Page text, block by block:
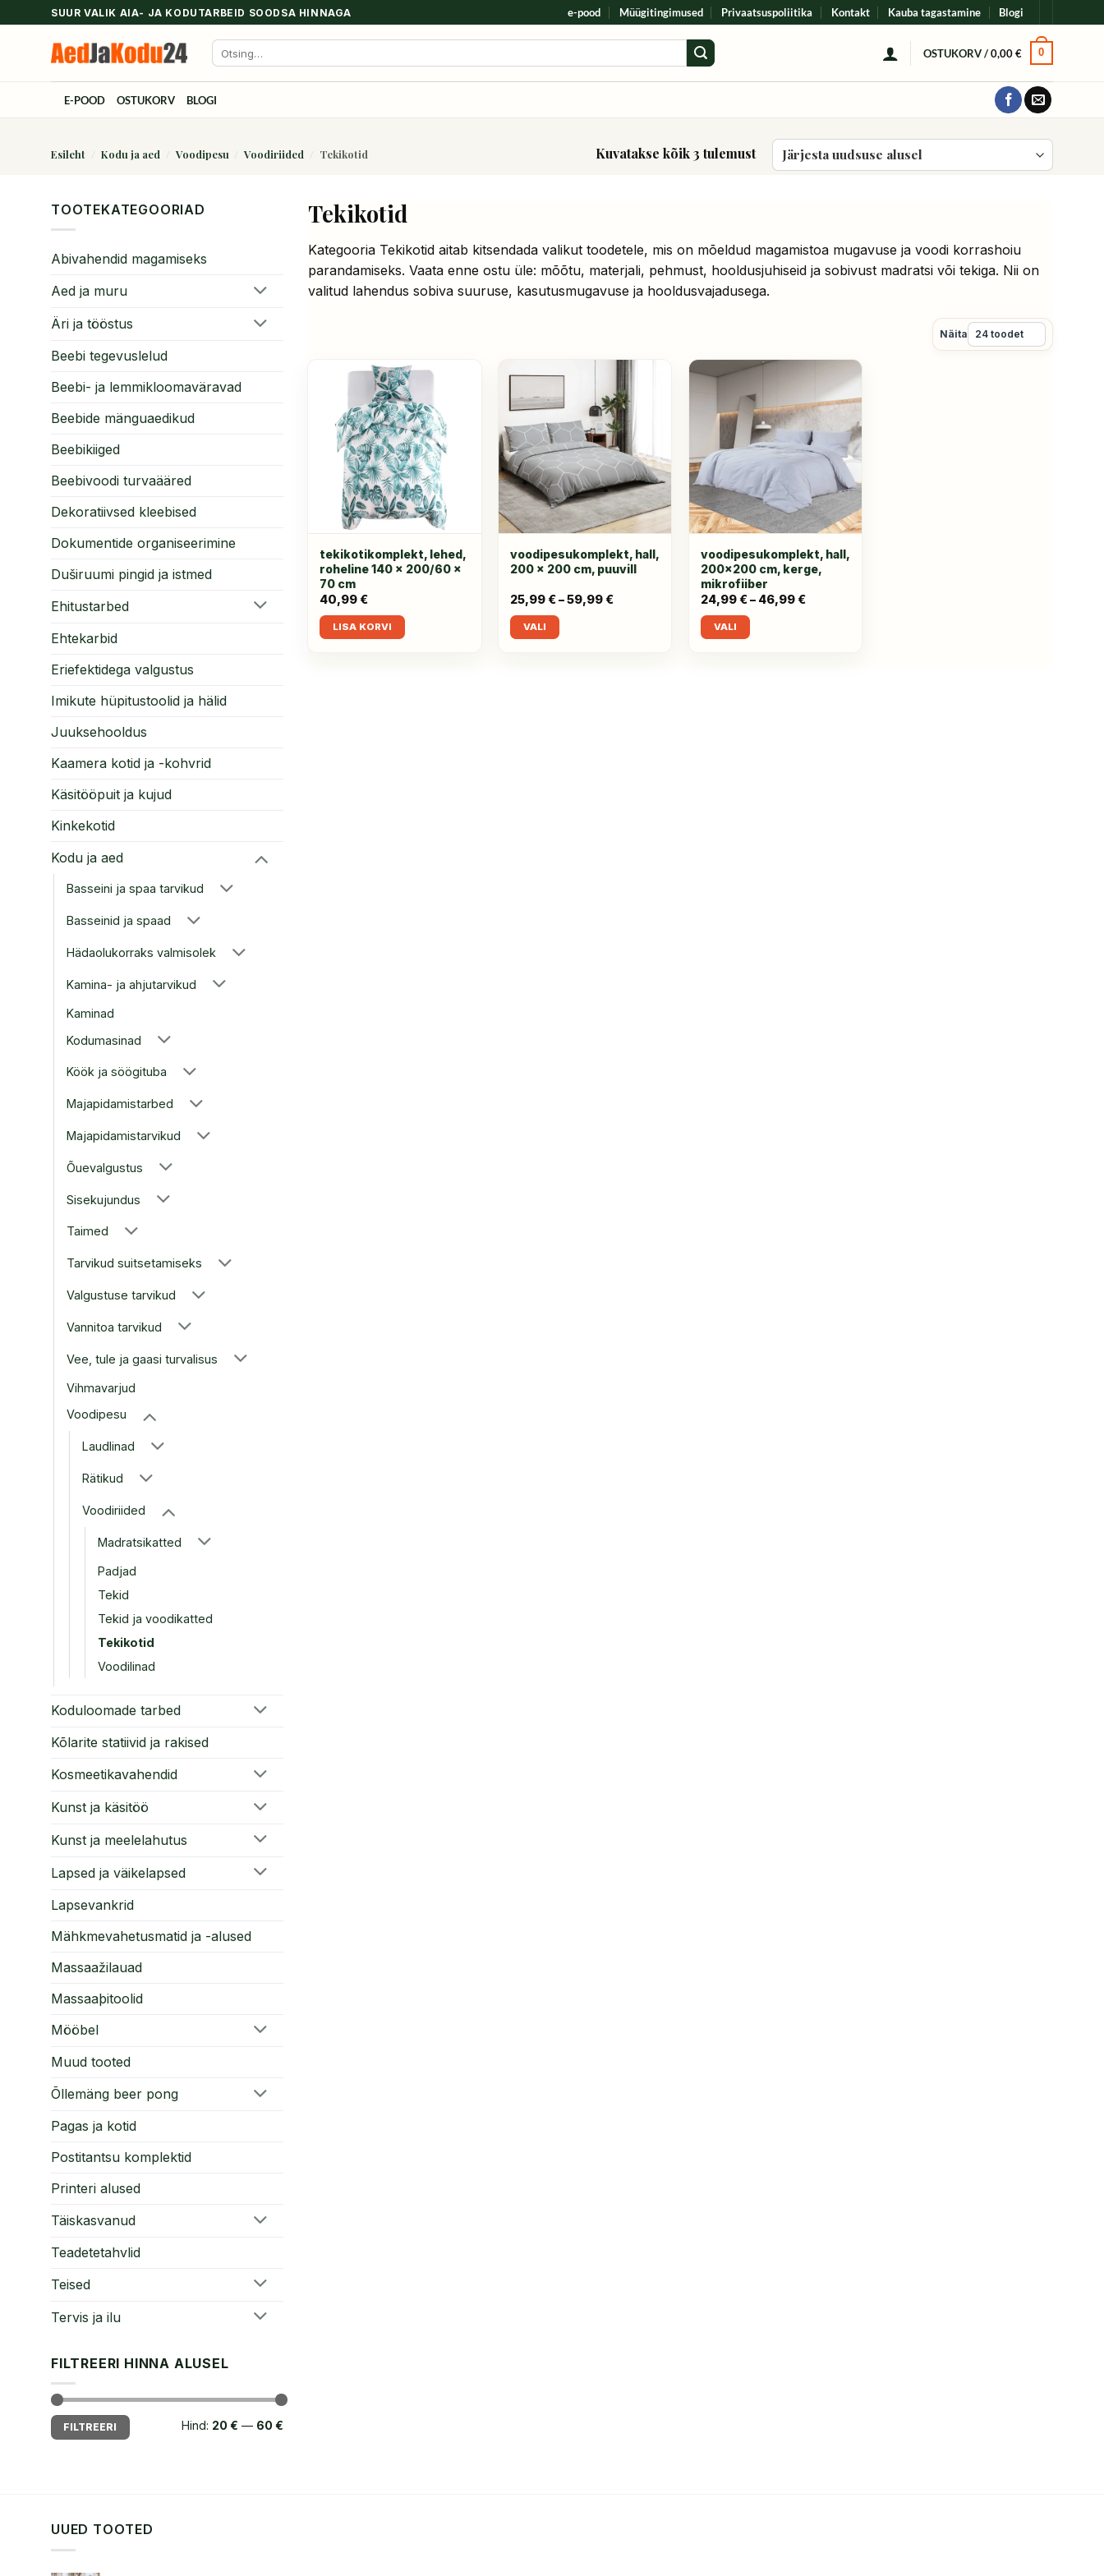
SUUR VALIK AIA- JA KODUTARBEID SOODSA HINNAGA e-pood Müügitingimused Privaatsuspoliitika Kontakt Kauba tagastamine Blogi
OSTUKORV /0,00€ 0
E-POOD OSTUKORV BLOGI
Esileht Kodu ja aed Voodipesu Voodiriided Tekikotid Kuvatakse kõik 3 tulemustSorditud
uusimate
TOOTEKATEGOORIAD
Abivahendid magamiseks
Aed ja muru
Äri ja tööstus
Beebi tegevuslelud
Beebi- ja lemmikloomaväravad
Beebide mänguaedikud
Beebikiiged
Beebivoodi turvaääred
Dekoratiivsed kleebised
Dokumentide organiseerimine
Duširuumi pingid ja istmed
Ehitustarbed
Ehtekarbid
Eriefektidega valgustus
Imikute hüpitustoolid ja hälid
Juuksehooldus
Kaamera kotid ja -kohvrid
Käsitööpuit ja kujud
Kinkekotid
Kodu ja aed
Basseini ja spaa tarvikud
Basseinid ja spaad
Hädaolukorraks valmisolek
Kamina- ja ahjutarvikud
Kaminad
Kodumasinad
Köök ja söögituba
Majapidamistarbed
Majapidamistarvikud
Õuevalgustus
Sisekujundus
Taimed
Tarvikud suitsetamiseks
Valgustuse tarvikud
Vannitoa tarvikud
Vee, tule ja gaasi turvalisus
Vihmavarjud
Voodipesu
Laudlinad
Rätikud
Voodiriided
Madratsikatted
Padjad
Tekid
Tekid ja voodikatted
Tekikotid
Voodilinad
Koduloomade tarbed
Kõlarite statiivid ja rakised
Kosmeetikavahendid
Kunst ja käsitöö
Kunst ja meelelahutus
Lapsed ja väikelapsed
Lapsevankrid
Mähkmevahetusmatid ja -alused
Massaažilauad
Massaaþitoolid
Mööbel
Muud tooted
Õllemäng beer pong
Pagas ja kotid
Postitantsu komplektid
Printeri alused
Täiskasvanud
Teadetetahvlid
Teised
Tervis ja ilu
FILTREERI HINNA ALUSEL
Minimaalne
hind
Maksimaalne
hind
FILTREERI Hind: 20 € — 60 €
Tekikotid
Kategooria Tekikotid aitab kitsendada valikut toodetele, mis on mõeldud magamistoa mugavuse ja voodi korrashoiu
parandamiseks. Vaata enne ostu üle: mõõtu, materjali, pehmust, hooldusjuhiseid ja sobivust madratsi või tekiga. Nii on
valitud lahendus sobiva suuruse, kasutusmugavuse ja hooldusvajadusega.
Näita
tekikotikomplekt, lehed,
roheline 140 x 200/60 x
70 cm
40,99 €
LISA KORVI
voodipesukomplekt, hall,
200 x 200 cm, puuvill
25,99 €–59,99 € Hinnavahemik:
VALI
voodipesukomplekt, hall,
200×200 cm, kerge,
mikrofiiber
24,99 €– 46,99 €
VALI
UUED TOOTED